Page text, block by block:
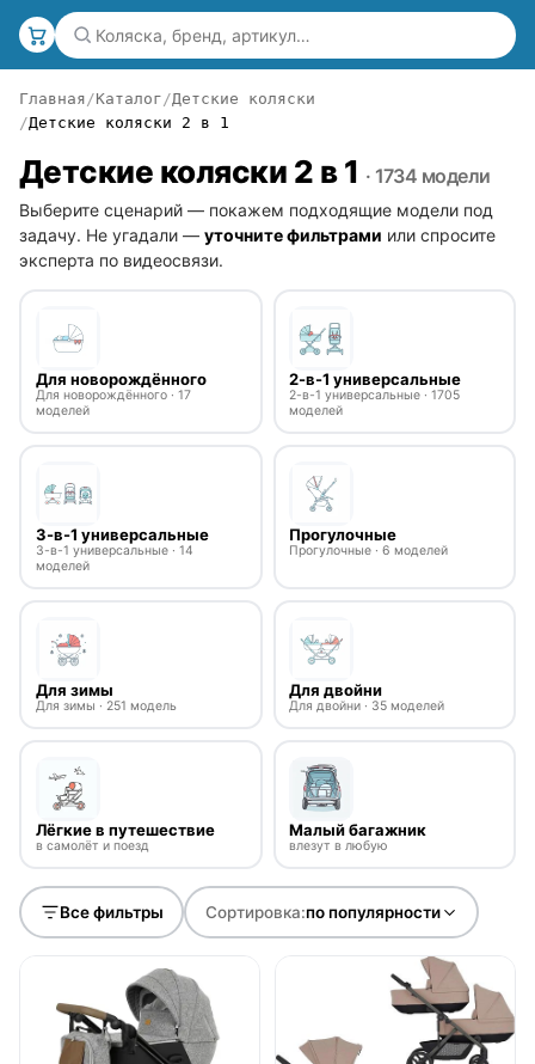
Главная Каталог Детские коляски
Детские коляски 2 в 1
Детские коляски 2 в 1 · 1734 модели
Выберите сценарий — покажем подходящие модели под
задачу. Не угадали — уточните фильтрами или спросите
эксперта по видеосвязи.
Для новорождённого
Для новорождённого · 17
моделей
2-в-1 универсальные
2-в-1 универсальные · 1705
моделей
3-в-1 универсальные
3-в-1 универсальные · 14
моделей
Прогулочные
Прогулочные · 6 моделей
Для зимы
Для зимы · 251 модель
Для двойни
Для двойни · 35 моделей
Лёгкие в путешествие
в самолёт и поезд
Малый багажник
влезут в любую
Все фильтры Сортировка:по популярности